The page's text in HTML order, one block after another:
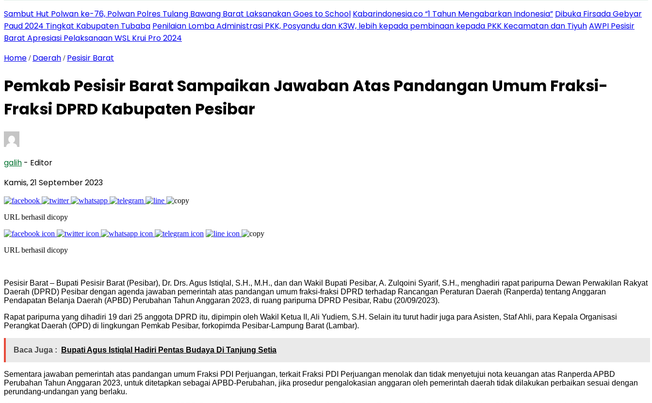
Sambut Hut Polwan ke-76, Polwan Polres Tulang Bawang Barat Laksanakan Goes to School Kabarindonesia.co “1 Tahun Mengabarkan Indonesia” Dibuka Firsada Gebyar
Paud 2024 Tingkat Kabupaten Tubaba Penilaian Lomba Administrasi PKK, Posyandu dan K3W, lebih kepada pembinaan kepada PKK Kecamatan dan TiyuhAWPI Pesisir
Barat Apresiasi Pelaksanaan WSL Krui Pro 2024
Home / Daerah / Pesisir Barat
Pemkab Pesisir Barat Sampaikan Jawaban Atas Pandangan Umum Fraksi-
Fraksi DPRD Kabupaten Pesibar
galih - Editor
Kamis, 21 September 2023
URL berhasil dicopy
URL berhasil dicopy
Pesisir Barat – Bupati Pesisir Barat (Pesibar), Dr. Drs. Agus Istiqlal, S.H., M.H., dan dan Wakil Bupati Pesibar, A. Zulqoini Syarif, S.H., menghadiri rapat paripurna Dewan Perwakilan Rakyat
Daerah (DPRD) Pesibar dengan agenda jawaban pemerintah atas pandangan umum fraksi-fraksi DPRD terhadap Rancangan Peraturan Daerah (Ranperda) tentang Anggaran
Pendapatan Belanja Daerah (APBD) Perubahan Tahun Anggaran 2023, di ruang paripurna DPRD Pesibar, Rabu (20/09/2023).
Rapat paripurna yang dihadiri 19 dari 25 anggota DPRD itu, dipimpin oleh Wakil Ketua II, Ali Yudiem, S.H. Selain itu turut hadir juga para Asisten, Staf Ahli, para Kepala Organisasi
Perangkat Daerah (OPD) di lingkungan Pemkab Pesibar, forkopimda Pesibar-Lampung Barat (Lambar).
Baca Juga : Bupati Agus Istiqlal Hadiri Pentas Budaya Di Tanjung Setia
Sementara jawaban pemerintah atas pandangan umum Fraksi PDI Perjuangan, terkait Fraksi PDI Perjuangan menolak dan tidak menyetujui nota keuangan atas Ranperda APBD
Perubahan Tahun Anggaran 2023, untuk ditetapkan sebagai APBD-Perubahan, jika prosedur pengalokasian anggaran oleh pemerintah daerah tidak dilakukan perbaikan sesuai dengan
perundang-undangan yang berlaku.